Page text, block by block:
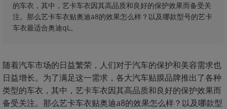
的车衣，其中，艺卡车衣因其高品质和良好的保护效果而备受关
注。那么艺卡车衣贴奥迪a8的效果怎么样？以及哪款型号的艺卡
车衣最适合奥迪qL。
随着汽车市场的日益繁荣，人们对于汽车的保护和美容需求也
日益增长。为了满足这一需求，各大汽车贴膜品牌推出了各种
类型的车衣，其中，艺卡车衣因其高品质和良好的保护效果而
备受关注。那么艺卡车衣贴奥迪a8的效果怎么样？以及哪款型